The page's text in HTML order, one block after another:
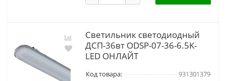
Светильник светодиодный
ДСП-36вт ODSP-07-36-6.5K-
LED ОНЛАЙТ
Код товара:
931301379